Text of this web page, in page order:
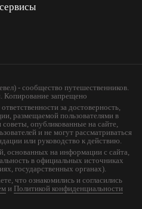
- сообщество путешественников.
Копирование запрещено
за достоверность,
размещаемой пользователями в
опубликованные на сайте,
и не могут рассматриваться
или руководство к действию.
на информации с сайта,
в официальных источниках
государственных органах).
что ознакомились и согласились
и Политикой конфиденциальности